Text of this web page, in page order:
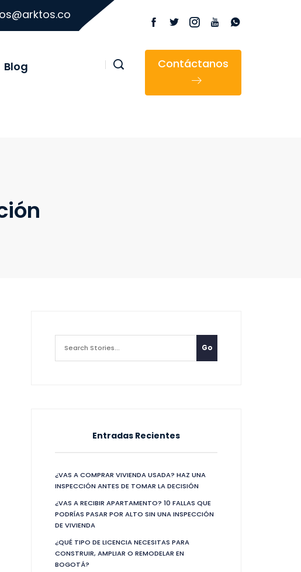
Blog Contáctanos
Entradas Recientes
¿VAS A COMPRAR VIVIENDA USADA? HAZ UNA
INSPECCIÓN ANTES DE TOMAR LA DECISIÓN
¿VAS A RECIBIR APARTAMENTO? 10 FALLAS QUE
PODRÍAS PASAR POR ALTO SIN UNA INSPECCIÓN
DE VIVIENDA
¿QUÉ TIPO DE LICENCIA NECESITAS PARA
CONSTRUIR, AMPLIAR O REMODELAR EN
BOGOTÁ?